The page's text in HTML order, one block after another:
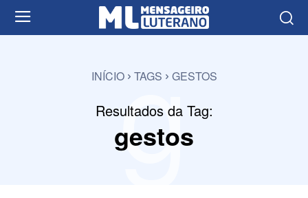
INÍCIO TAGS GESTOS
Resultados da Tag:
gestos
g